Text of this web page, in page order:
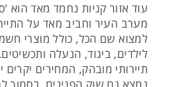
עוד אזור קניות נחמד מאד הוא
מערב העיר וחביב מאד על
למצוא שם הכל, כולל מוצרי
לילדים, ביגוד, הנעלה
תיירותי מובהק, המחירים